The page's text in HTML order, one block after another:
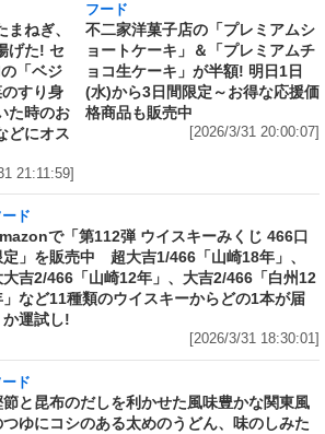
ねぎ、
げた! セ
「ベジ
すり身
た時のお
どにオス
21:11:59]
フード
不二家洋菓子店の「プレミアムシ
ョートケーキ」＆「プレミアムチ
ョコ生ケーキ」が半額! 明日1日
(水)から3日間限定～お得な応援価
格商品も販売中
[2026/3/31 20:00:07]
ード
で「第112弾 ウイスキーみくじ 466口
定」を販売中 超大吉1/466「山崎18年」、
大吉2/466「山崎12年」、大吉2/466「白州12
」など11種類のウイスキーからどの1本が届
か運試し!
[2026/3/31 18:30:01]
ード
節と昆布のだしを利かせた風味豊かな関東風
つゆにコシのある太めのうどん、味のしみた